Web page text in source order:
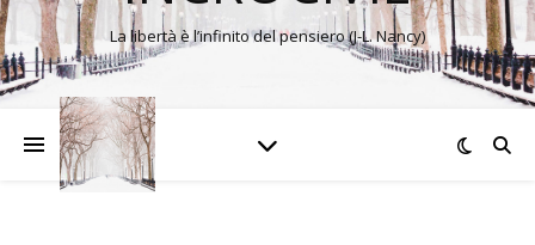
La libertà è l’infinito del pensiero (J-L. Nancy)